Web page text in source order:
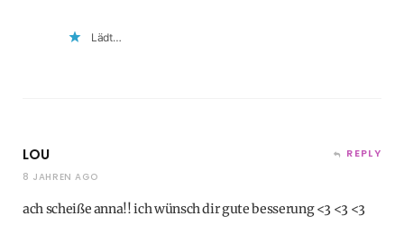
Lädt…
LOU
8 JAHREN AGO
REPLY
ach scheiße anna!! ich wünsch dir gute besserung <3 <3 <3